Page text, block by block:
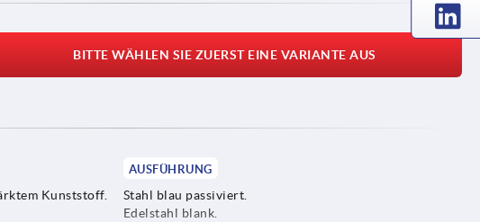
BITTE WÄHLEN SIE ZUERST EINE VARIANTE AUS
Kunststoff.
AUSFÜHRUNG
Stahl blau passiviert.
Edelstahl blank.